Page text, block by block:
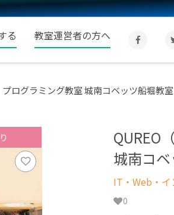
る 教室運営者の方へ
ログラミング教室 城南コベッツ船堀教室
QUREO
城南コ
IT・Web・イ
0